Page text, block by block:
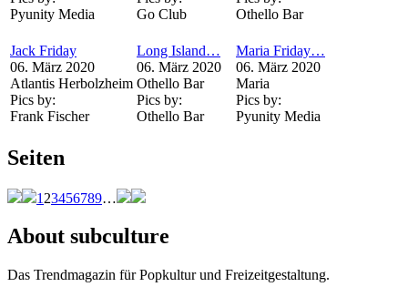
Pyunity Media
Go Club
Othello Bar
Jack Friday
06. März 2020
Atlantis Herbolzheim
Pics by:
Frank Fischer
Long Island…
06. März 2020
Othello Bar
Pics by:
Othello Bar
Maria Friday…
06. März 2020
Maria
Pics by:
Pyunity Media
Seiten
1 23456789…
About subculture
Das Trendmagazin für Popkultur und Freizeitgestaltung.